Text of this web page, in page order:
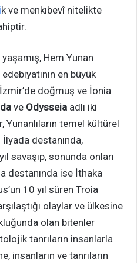
k ve menkıbevî nitelikte
yaşamış, Hem Yunan
en büyük
doğmuş ve İonia
ve Odysseia adlı iki
Yunanlıların temel kültürel
İlyada destanında,
savaşıp, sonunda onları
destanında ise İthaka
10 yıl süren Troia
olaylar ve ülkesine
olan bitenler
tanrıların insanlarla
insanların ve tanrıların